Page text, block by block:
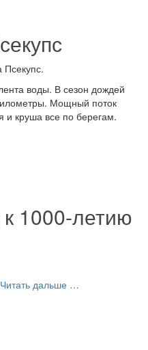
Псекупс.
воды. В сезон дождей
Мощный поток
и круша все по берегам.
к 1000-летию
Читать дальше проГородской
…